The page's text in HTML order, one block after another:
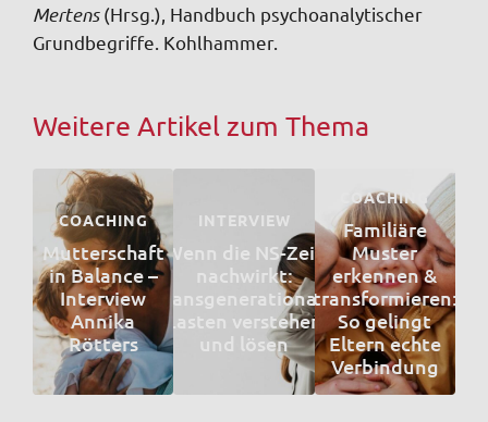
Mertens(Hrsg.), Handbuch psychoanalytischer
Grundbegriffe. Kohlhammer.
Weitere Artikel zum Thema
COACHING
Mutterschaft
in Balance –
Interview
Annika
Rötters
INTERVIEW
Wenn die NS-Zeit
nachwirkt:
Transgenerationale
Lasten verstehen
und lösen
COACHING
Familiäre
Muster
erkennen &
transformieren:
So gelingt
Eltern echte
Verbindung